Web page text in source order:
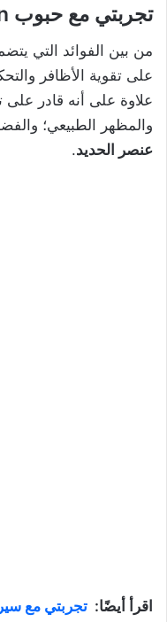
تجربتي مع حبوب Feroglobin للأظافر
من بين الفوائد التي
على تقوية الأظافر
علاوة على أنه قادر على
والمظهر الطبيعي؛
عنصر الحديد.
اقرأ أيضًا: تجربتي مع